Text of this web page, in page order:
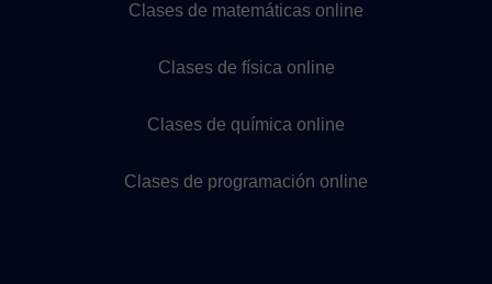
Clases de matemáticas online
Clases de física online
Clases de química online
Clases de programación online